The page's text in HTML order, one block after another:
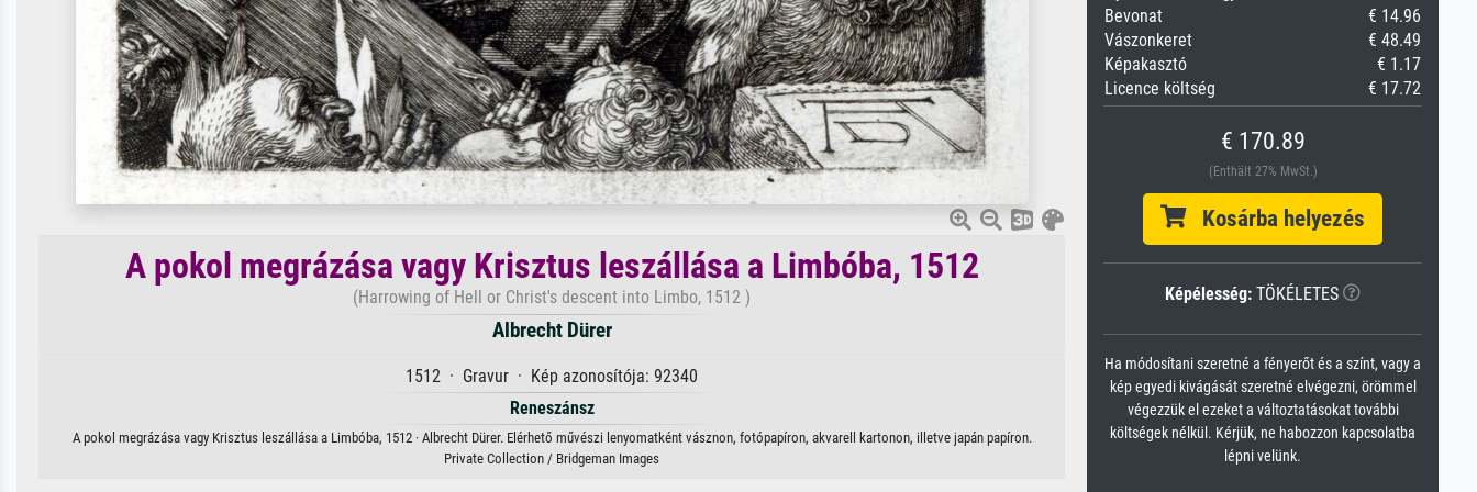
A pokol megrázása vagy Krisztus leszállása a Limbóba, 1512
(Harrowing of Hell or Christ's descent into Limbo, 1512 )
Albrecht Dürer
1512 · Gravur · Kép azonosítója: 92340
Reneszánsz
A pokol megrázása vagy Krisztus leszállása a Limbóba, 1512 · Albrecht Dürer. Elérhető művészi lenyomatként vásznon, fotópapíron, akvarell kartonon, illetve japán papíron.
Private Collection / Bridgeman Images
Bevonat
€ 14.96
Vászonkeret
€ 48.49
Képakasztó
€ 1.17
Licence költség
€ 17.72
€ 170.89
(Enthält 27% MwSt.)
Kosárba helyezés
Képélesség: TÖKÉLETES
Ha módosítani szeretné a fényerőt és a színt, vagy a
kép egyedi kivágását szeretné elvégezni, örömmel
végezzük el ezeket a változtatásokat további
költségek nélkül. Kérjük, ne habozzon kapcsolatba
lépni velünk.